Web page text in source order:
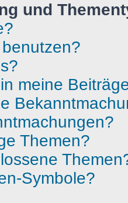
und
meine
Themen?
Symbole?